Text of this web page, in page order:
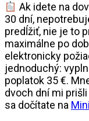
Ak idete na
30 dní,
predĺžiť, nie je to
maximálne po
elektronicky
jednoduchý:
poplatok 35 €.
dvoch dní mi
sa dočítate na